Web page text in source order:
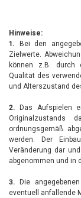
auf mich
zu
wärmstens
Hinweise:
1. Bei den
Zielwerte.
können z.B. durch
Qualität des
und Alterszustand
2. Das Aufspielen
Originalzustands
ordnungsgemäß
werden. Der
Veränderung dar
abgenommen und in
3. Die
eventuell anfallende